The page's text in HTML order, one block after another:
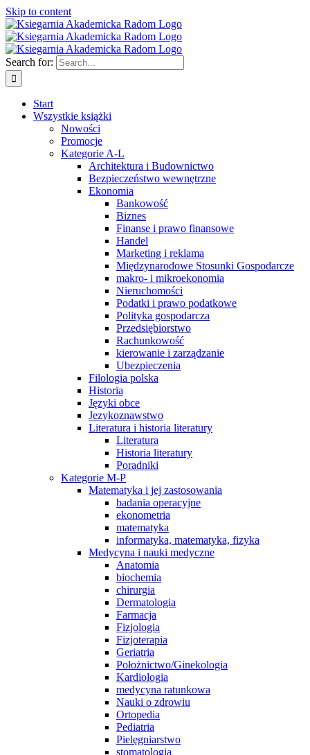
Skip to content
Search for:
Start
Wszystkie książki
Nowości
Promocje
Kategorie A-L
Architektura i Budownictwo
Bezpieczeństwo wewnętrzne
Ekonomia
Bankowość
Biznes
Finanse i prawo finansowe
Handel
Marketing i reklama
Międzynarodowe Stosunki Gospodarcze
makro- i mikroekonomia
Nieruchomości
Podatki i prawo podatkowe
Polityka gospodarcza
Przedsiębiorstwo
Rachunkowość
kierowanie i zarządzanie
Ubezpieczenia
Filologia polska
Historia
Języki obce
Jezykoznawstwo
Literatura i historia literatury
Literatura
Historia literatury
Poradniki
Kategorie M-P
Matematyka i jej zastosowania
badania operacyjne
ekonometria
matematyka
informatyka, matematyka, fizyka
Medycyna i nauki medyczne
Anatomia
biochemia
chirurgia
Dermatologia
Farmacja
Fizjologia
Fizjoterapia
Geriatria
Położnictwo/Ginekologia
Kardiologia
medycyna ratunkowa
Nauki o zdrowiu
Ortopedia
Pediatria
Pielęgniarstwo
stomatologia